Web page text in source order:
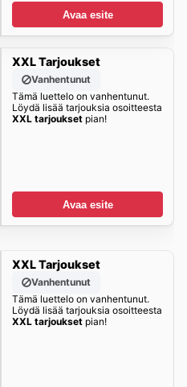
Avaa esite
XXL Tarjoukset
Vanhentunut
Tämä luettelo on vanhentunut.
Löydä lisää tarjouksia osoitteesta
XXL tarjouksetpian!
Avaa esite
XXL Tarjoukset
Vanhentunut
Tämä luettelo on vanhentunut.
Löydä lisää tarjouksia osoitteesta
XXL tarjouksetpian!